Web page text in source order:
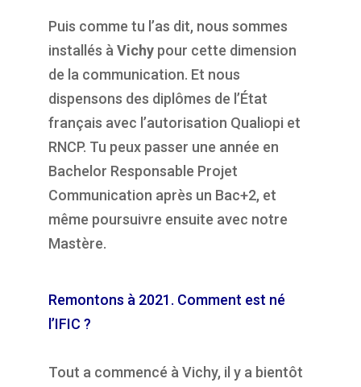
Puis comme tu l’as dit, nous sommes
installés à Vichypour cette dimension
de la communication. Et nous
dispensons des diplômes de l’État
français avec l’autorisation Qualiopi et
RNCP. Tu peux passer une année en
Bachelor Responsable Projet
Communication après un Bac+2, et
même poursuivre ensuite avec notre
Mastère.
Remontons à 2021. Comment est né
l’IFIC ?
Tout a commencé à Vichy, il y a bientôt